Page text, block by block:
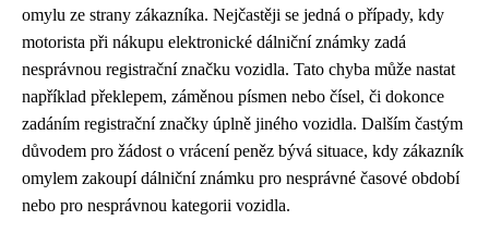
omylu ze strany zákazníka. Nejčastěji se jedná o případy, kdy
motorista při nákupu elektronické dálniční známky zadá
nesprávnou registrační značku vozidla. Tato chyba může nastat
například překlepem, záměnou písmen nebo čísel, či dokonce
zadáním registrační značky úplně jiného vozidla. Dalším častým
důvodem pro žádost o vrácení peněz bývá situace, kdy zákazník
omylem zakoupí dálniční známku pro nesprávné časové období
nebo pro nesprávnou kategorii vozidla.